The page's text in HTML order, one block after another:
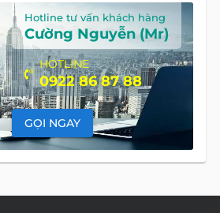
Hotline tư vấn khách hàng
Cường Nguyễn (Mr)
HOTLINE
0922 86 87 88
GỌI NGAY
BẤT ĐỘNG SẢN